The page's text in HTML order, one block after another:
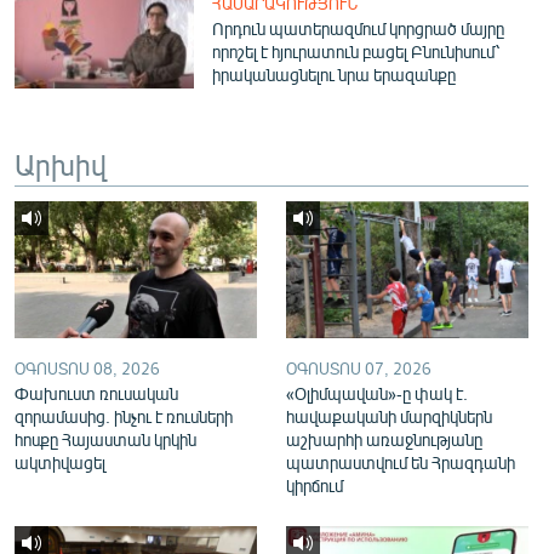
ԲԱՆԱՎԵՃ
ՁԳՏԵԼՈՎ ԼԱՎԱԳՈՒՅՆԻՆ
Հայերեն
English
Русский
ՀԵՏԵՎԵՔ ՄԵԶ
«Ազատության» բոլոր կայքերը
Որդուն պատերազմում կորցրած մայրը
որոշել է հյուրատուն բացել Բնունիսում՝
իրականացնելու նրա երազանքը
Արխիվ
ՕԳՈՍՏՈՍ 08, 2026
Փախուստ ռուսական
զորամասից. ինչու է ռուսների
հոսքը Հայաստան կրկին
ակտիվացել
ՕԳՈՍՏՈՍ 07, 2026
«Օլիմպավան»-ը փակ է.
հավաքականի մարզիկներն
աշխարհի առաջնությանը
պատրաստվում են Հրազդանի
կիրճում